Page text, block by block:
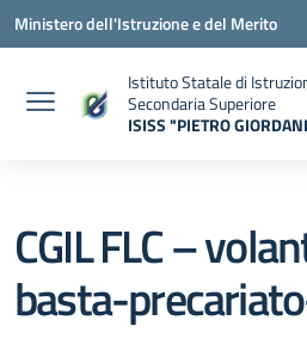
Vai ai contenuti
Vai al menu di navigazione
Vai al footer
Ministero dell'Istruzione e del Merito
Istituto Statale di
Secondaria Superiore
ISISS "PIETRO
CGIL FLC –
basta-